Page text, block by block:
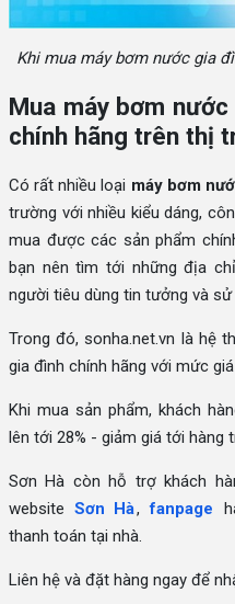
Khi mua máy bơm nước gia
Mua máy bơm
chính hãng trên thị
Có rất nhiều loại máy bơm
trường với nhiều kiểu dáng,
mua được các sản phẩm
bạn nên tìm tới những địa
người tiêu dùng tin tưởng và sử
Trong đó, sonha.net.vn là hệ
gia đình chính hãng với mức
Khi mua sản phẩm, khách
lên tới 28% - giảm giá tới hàng
Sơn Hà còn hỗ trợ khách
website Sơn Hà, fanpage
thanh toán tại nhà.
Liên hệ và đặt hàng ngay để